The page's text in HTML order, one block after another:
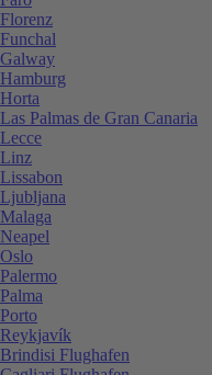
Florenz
Funchal
Galway
Hamburg
Horta
Las Palmas de Gran Canaria
Lecce
Linz
Lissabon
Ljubljana
Malaga
Neapel
Oslo
Palermo
Palma
Porto
Reykjavík
Brindisi Flughafen